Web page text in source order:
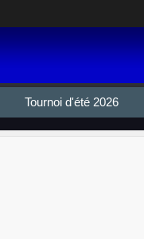
Tournoi d'été 2026